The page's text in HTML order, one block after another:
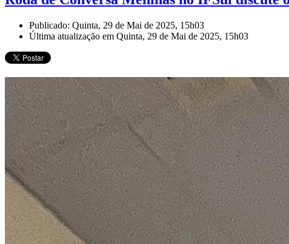
Publicado: Quinta, 29 de Mai de 2025, 15h03
Última atualização em Quinta, 29 de Mai de 2025, 15h03